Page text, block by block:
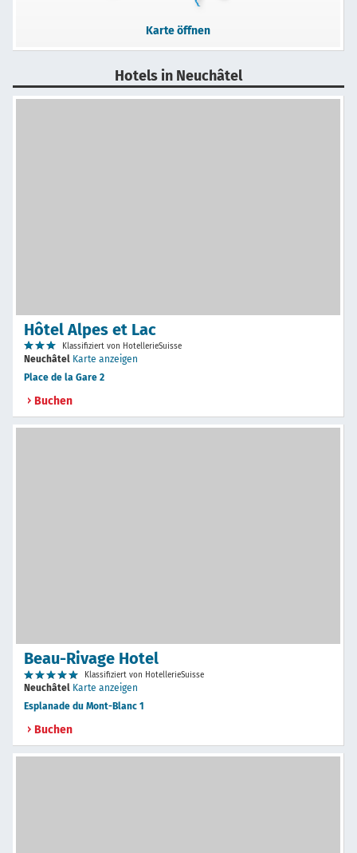
Karte öffnen
Hotels in Neuchâtel
Hôtel Alpes et Lac
Klassifiziert von HotellerieSuisse
Neuchâtel Karte anzeigen
Place de la Gare 2
Buchen
Beau-Rivage Hotel
Klassifiziert von HotellerieSuisse
Neuchâtel Karte anzeigen
Esplanade du Mont-Blanc 1
Buchen